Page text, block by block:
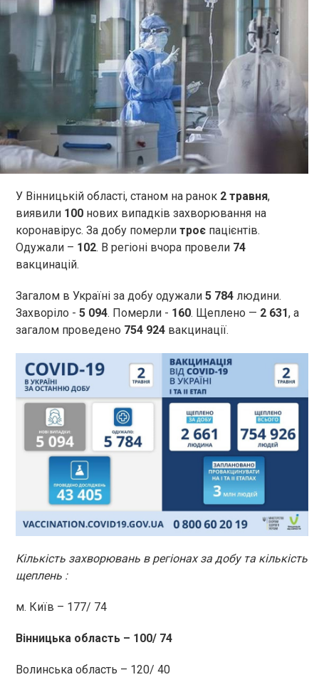
У Вінницькій області, станом на ранок 2 травня,
виявили 100 нових випадків захворювання на
коронавірус. За добу померли троє пацієнтів.
Одужали – 102. В регіоні вчора провели 74
вакцинацій.
Загалом в Україні за добу одужали 5 784 людини.
Захворіло - 5 094. Померли - 160. Щеплено — 2 631, а
загалом проведено 754 924 вакцинації.
Кількість захворювань в регіонах за добу та кількість
щеплень :
м. Київ – 177/ 74
Вінницька область – 100/ 74
Волинська область – 120/ 40